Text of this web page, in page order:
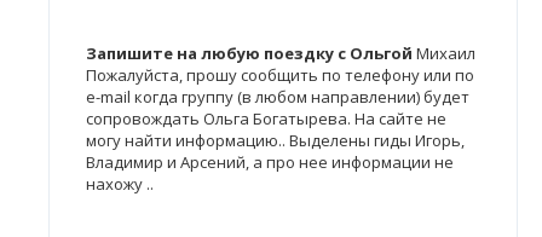
Запишите на любую поездку с Ольгой Михаил
Пожалуйста, прошу сообщить по телефону или по
e-mail когда группу (в любом направлении) будет
сопровождать Ольга Богатырева. На сайте не
могу найти информацию.. Выделены гиды Игорь,
Владимир и Арсений, а про нее информации не
нахожу ..